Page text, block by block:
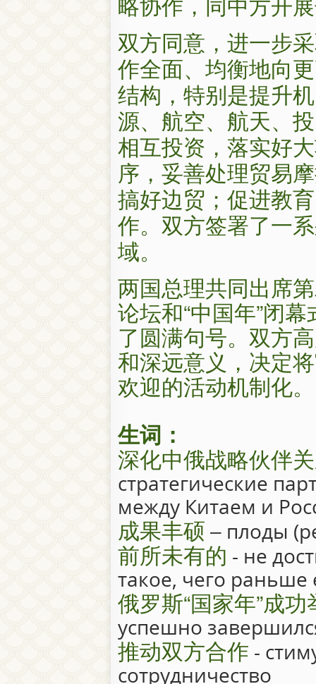
双方同意，进一步
作全面、均衡地向
结构，特别是提升
源、航空、航天、
相互投资，落实好
序，妥善处理贸易
搞好边贸；促进教
作。双方签署了一
域。
两国总理共同出席
论坛和“中国年”闭
了圆满句号。双方
和深远意义，决定
欢迎的活动机制化。
生词：
深化中俄战略伙伴
стратегические
между Китаем и
成果丰硕 – плоды
前所未有的 - не
такое, чего
俄罗斯“国家年”成功
успешно
推动双方合作 -
сотрудничество